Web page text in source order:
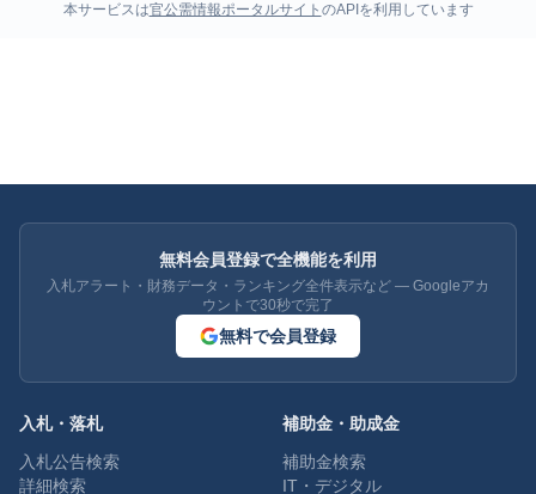
本サービスは官公需情報ポータルサイト のAPIを利用しています
無料会員登録で全機能を利用
入札アラート・財務データ・ランキング全件表示など — Googleアカ
ウントで30秒で完了
無料で会員登録
入札・落札
入札公告検索
詳細検索
補助金・助成金
補助金検索
IT・デジタル